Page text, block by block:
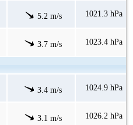
5.2 m/s 1021.3 hPa
3.7 m/s 1023.4 hPa
3.4 m/s 1024.9 hPa
3.1 m/s 1026.2 hPa